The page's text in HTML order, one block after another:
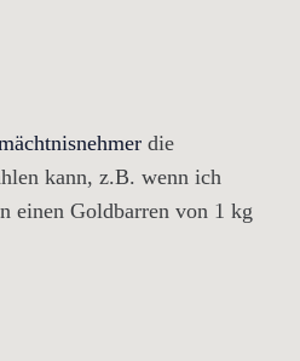
die
kann, z.B. wenn ich
einen Goldbarren von 1 kg